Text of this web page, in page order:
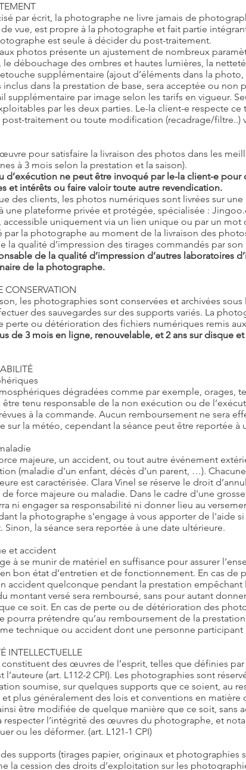
par écrit, la photographe ne livre jamais de
vue, est propre à la photographe et fait partie
est seule à décider du post-traitement.
photos présente un ajustement de nombreux
débouchage des ombres et hautes lumières, la
supplémentaire (ajout d’éléments dans la
inclus dans la prestation de base, sera acceptée ou non
supplémentaire par image selon les tarifs en vigueur.
par les deux parties. Le-la client-e respecte ce
traitement ou toute modification (recadrage/filtre..)
pour satisfaire la livraison des photos dans les
à 3 mois selon la prestation et la saison).
d’exécution ne peut être invoqué par le-la client-e
et intérêts ou faire valoir toute autre revendication.
des clients, les photos numériques sont livrées sur
une plateforme privée et protégée, spécialisée :
uniquement via un lien unique ou par un mot
la photographe au moment de la livraison des
la qualité d’impression des tirages commandés par
de la qualité d’impression d’autres laboratoires
de la photographe.
CONSERVATION
les photographies sont conservées et archivées
des sauvegardes sur des supports variés. La
perte ou détérioration des fichiers numériques remis
de 3 mois en ligne, renouvelable, et 2 ans sur disque
dégradées comme par exemple, orages,
tenu responsable de la non exécution ou de
à la commande. Aucun remboursement ne sera
sur la météo, cependant la séance peut être reportée à
majeure, un accident, ou tout autre événement
(maladie d'un enfant, décès d’un parent, …).
est caractérisée. Clara Vinel se réserve le droit
force majeure ou maladie. Dans le cadre d'une
ni engager sa responsabilité ni donner lieu au
la photographe s'engage à vous apporter de l'aide
Sinon, la séance sera reportée à une date ultérieure.
et accident
à se munir de matériel en suffisance pour assurer
bon état d’entretien et de fonctionnement. En cas de
accident quelconque pendant la prestation
montant versé sera remboursé, sans pour autant
ce soit. En cas de perte ou de détérioration des
pourra prétendre qu’au remboursement de la
technique ou accident dont une personne participant
INTELLECTUELLE
constituent des œuvres de l’esprit, telles que définies
(art. L112-2 CPI). Les photographies sont
soumise, sur quelques supports que ce soient, au
plus généralement des lois et conventions en matière
être modifiée de quelque manière que ce soit, sans
respecter l’intégrité des œuvres du photographe, et
ou les déformer. (art. L121-1 CPI)
supports (tirages papier, originaux et photographies
la cession des droits d’exploitation sur les